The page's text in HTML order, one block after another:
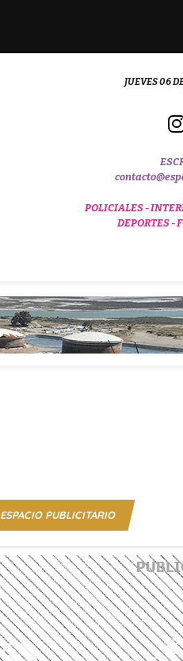
JUEVES 06
POLICIALES -
DEPORTES -
ESPACIO PUBLICITARIO